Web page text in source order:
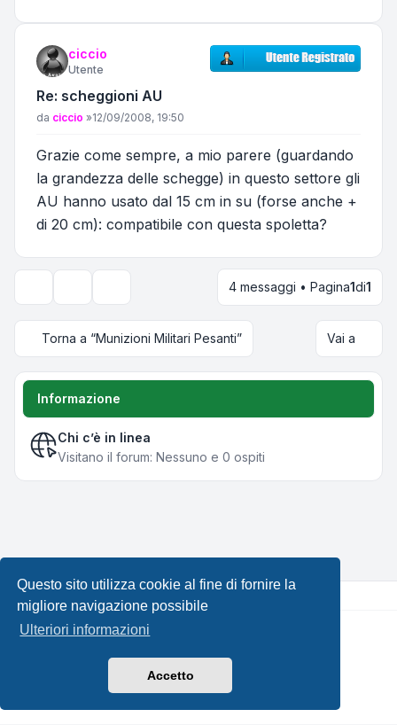
Questo sito utilizza cookie al fine di fornire la
migliore navigazione possibile
Ulteriori informazioni
Accetto
ciccio
Utente
Re: scheggioni AU
Messaggio
da ciccio »12/09/2008, 19:50
Grazie come sempre, a mio parere (guardando
la grandezza delle schegge) in questo settore gli
AU hanno usato dal 15 cm in su (forse anche +
di 20 cm): compatibile con questa spoletta?
Opzioni di visualizzazione e ordinamento
4 messaggi • Pagina1di1
Torna a “Munizioni Militari Pesanti” Vai a
Informazione
Chi c’è in linea
Visitano il forum: Nessuno e 0 ospiti
Creato daphpBB® Forum Software © phpBB Limited •
Leenoz.com
phpBB-Italia.it
Condizioni|Tutti gli orari sono